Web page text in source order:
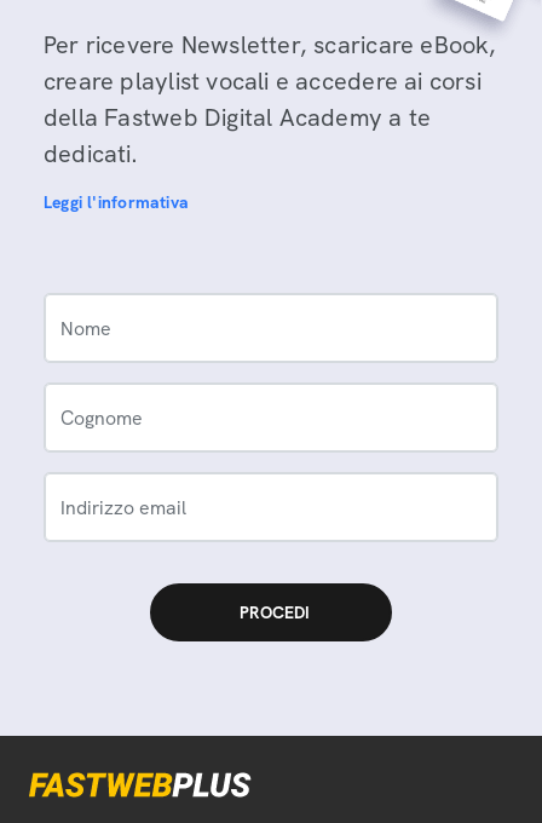
Per ricevere Newsletter, scaricare eBook,
creare playlist vocali e accedere ai corsi
della Fastweb Digital Academy a te
dedicati.
Leggi l'informativa
Nome
Cognome
Indirizzo email